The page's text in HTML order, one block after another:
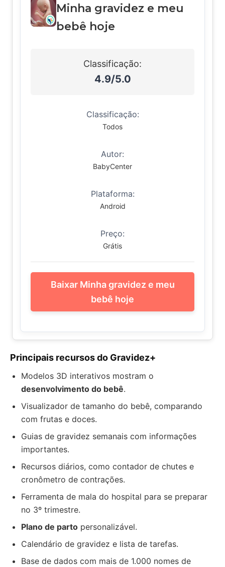
Minha gravidez e meu
bebê hoje
Classificação:
4.9/5.0
Classificação:
Todos
Autor:
BabyCenter
Plataforma:
Android
Preço:
Grátis
Baixar Minha gravidez e meu
bebê hoje
Principais recursos do Gravidez+
Modelos 3D interativos mostram o
desenvolvimento do bebê.
Visualizador de tamanho do bebê, comparando
com frutas e doces.
Guias de gravidez semanais com informações
importantes.
Recursos diários, como contador de chutes e
cronômetro de contrações.
Ferramenta de mala do hospital para se preparar
no 3º trimestre.
Plano de parto personalizável.
Calendário de gravidez e lista de tarefas.
Base de dados com mais de 1.000 nomes de